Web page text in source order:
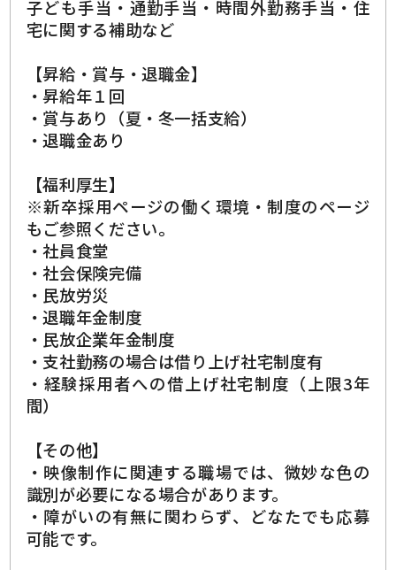
子ども手当・通勤手当・時間外勤務手当・住
宅に関する補助など
【昇給・賞与・退職金】
・昇給年１回
・賞与あり（夏・冬一括支給）
・退職金あり
【福利厚生】
※新卒採用ページの働く環境・制度のページ
もご参照ください。
・社員食堂
・社会保険完備
・民放労災
・退職年金制度
・民放企業年金制度
・支社勤務の場合は借り上げ社宅制度有
・経験採用者への借上げ社宅制度（上限3年
間）
【その他】
・映像制作に関連する職場では、微妙な色の
識別が必要になる場合があります。
・障がいの有無に関わらず、どなたでも応募
可能です。